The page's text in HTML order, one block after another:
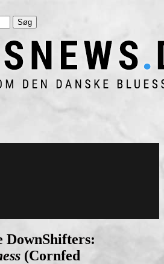
DownShifters:
(Cornfed